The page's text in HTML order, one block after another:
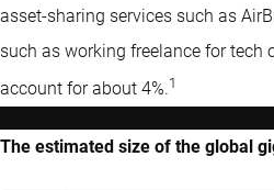
asset-sharing services such as
such as working freelance for tech
account for about 4%.1
The estimated size of the global